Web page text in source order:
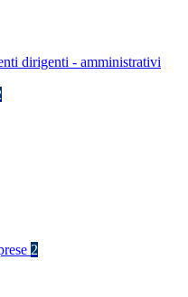
dirigenti - amministrativi
2